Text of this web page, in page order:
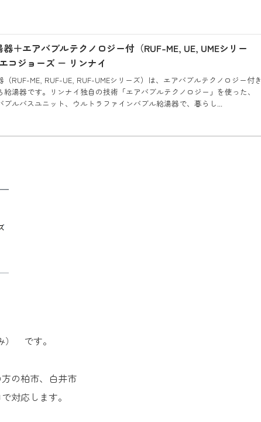
＋エアバブルテクノロジー付（RUF-ME, UE, UMEシリー
コジョーズ － リンナイ
（RUF-ME, RUF-UE, RUF-UMEシリーズ）は、エアバブルテクノロジー付き
給湯器です。リンナイ独自の技術「エアバブルテクノロジー」を使った、
ブルバスユニット、ウルトラファインバブル給湯器で、暮らし...
） です。
の柏市、白井市
対応します。